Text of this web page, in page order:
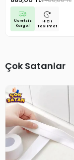
Ücretsiz
Kargo!
Hızlı
Teslimat
Çok Satanlar